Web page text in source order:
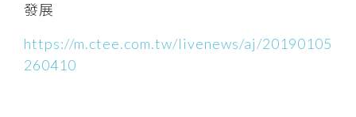
發展
https://m.ctee.com.tw/livenews/aj/
260410